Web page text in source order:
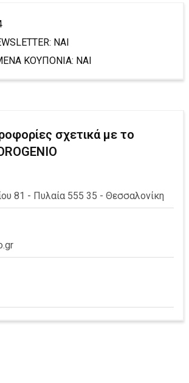
ΝΑΙ
ΚΟΥΠΟΝΙΑ: ΝΑΙ
σχετικά με το
81 - Πυλαία 555 35 - Θεσσαλονίκη